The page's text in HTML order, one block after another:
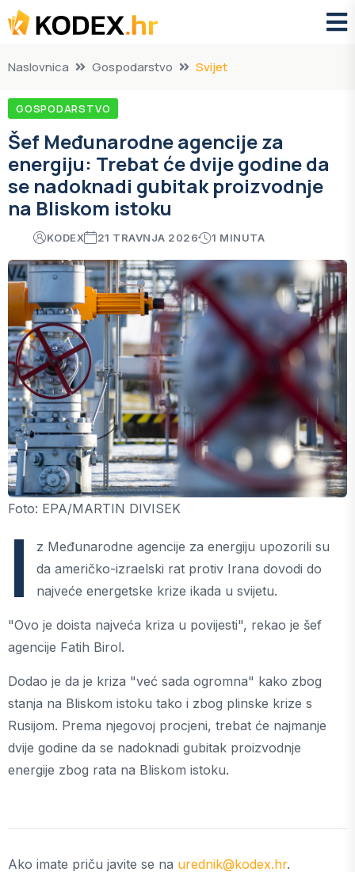
Naslovnica Gospodarstvo Svijet
GOSPODARSTVO
Šef Međunarodne agencije za
energiju: Trebat će dvije godine da
se nadoknadi gubitak proizvodnje
na Bliskom istoku
KODEX 21 TRAVNJA 2026 1 MINUTA
Foto: EPA/MARTIN DIVISEK
I
z Međunarodne agencije za energiju upozorili su
da američko-izraelski rat protiv Irana dovodi do
najveće energetske krize ikada u svijetu.
"Ovo je doista najveća kriza u povijesti", rekao je šef
agencije Fatih Birol.
Dodao je da je kriza "već sada ogromna" kako zbog
stanja na Bliskom istoku tako i zbog plinske krize s
Rusijom. Prema njegovoj procjeni, trebat će najmanje
dvije godine da se nadoknadi gubitak proizvodnje
energije zbog rata na Bliskom istoku.
Ako imate priču javite se na urednik@kodex.hr.